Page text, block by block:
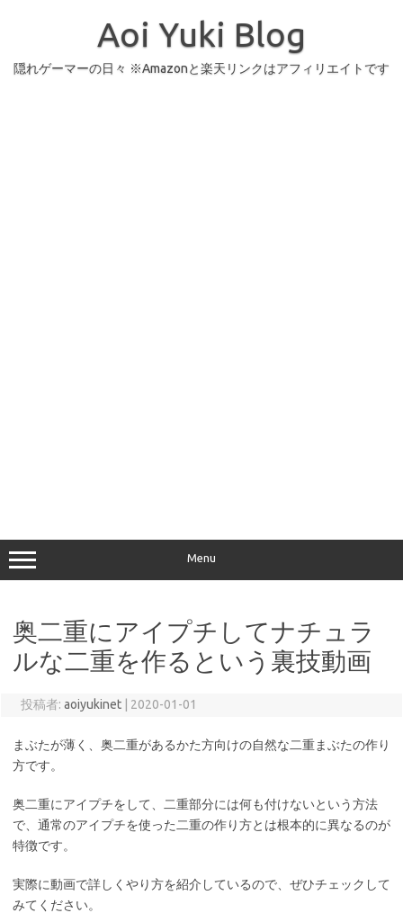
Aoi Yuki Blog
隠れゲーマーの日々 ※Amazonと楽天リンクはアフィリエイトです
Menu
奥二重にアイプチしてナチュラ
ルな二重を作るという裏技動画
投稿者: aoiyukinet 2020-01-01
まぶたが薄く、奥二重があるかた方向けの自然な二重まぶたの作り
方です。
奥二重にアイプチをして、二重部分には何も付けないという方法
で、通常のアイプチを使った二重の作り方とは根本的に異なるのが
特徴です。
実際に動画で詳しくやり方を紹介しているので、ぜひチェックして
みてください。